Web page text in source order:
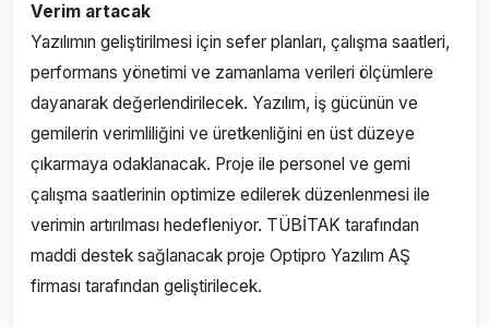
Verim artacak
Yazılımın geliştirilmesi için sefer planları, çalışma saatleri,
performans yönetimi ve zamanlama verileri ölçümlere
dayanarak değerlendirilecek. Yazılım, iş gücünün ve
gemilerin verimliliğini ve üretkenliğini en üst düzeye
çıkarmaya odaklanacak. Proje ile personel ve gemi
çalışma saatlerinin optimize edilerek düzenlenmesi ile
verimin artırılması hedefleniyor. TÜBİTAK tarafından
maddi destek sağlanacak proje Optipro Yazılım AŞ
firması tarafından geliştirilecek.